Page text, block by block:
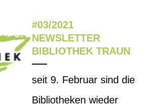
#03/2021
NEWSLETTER
BIBLIOTHEK TRAUN
seit 9. Februar sind die
Bibliotheken wieder